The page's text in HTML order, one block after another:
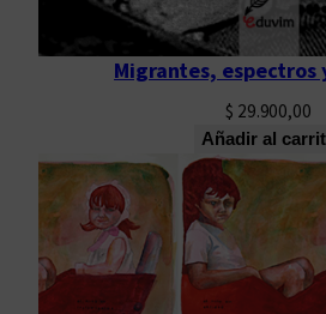
Migrantes, espectros
$ 29.900,00
Añadir al